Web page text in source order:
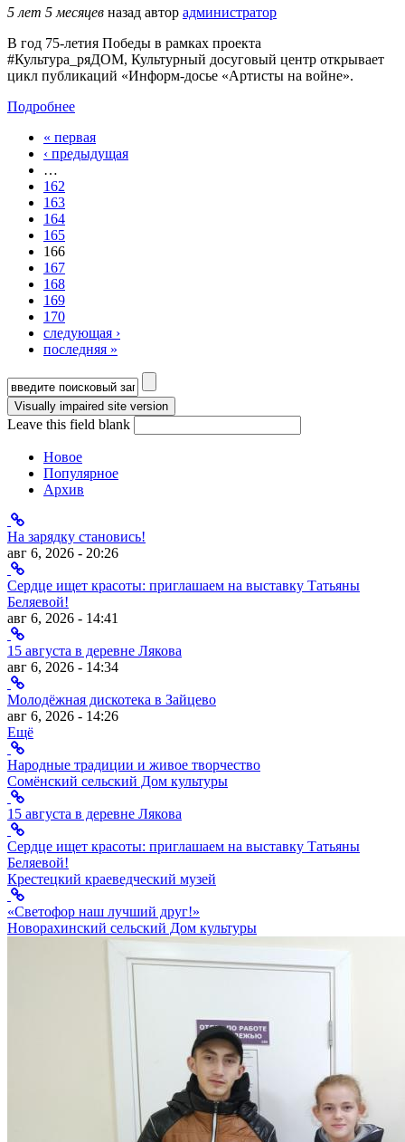
5 лет 5 месяцев назад автор администратор
В год 75-летия Победы в рамках проекта
#Культура_ряДОМ, Культурный досуговый центр открывает
цикл публикаций «Информ-досье «Артисты на войне».
Подробнее
Страницы
« первая
‹ предыдущая
…
162
163
164
165
166
167
168
169
170
следующая ›
последняя »
Форма поиска
Leave this field blank
Новое
Популярное
Архив
На зарядку становись!
авг 6, 2026 - 20:26
Сердце ищет красоты: приглашаем на выставку Татьяны
Беляевой!
авг 6, 2026 - 14:41
15 августа в деревне Лякова
авг 6, 2026 - 14:34
Молодёжная дискотека в Зайцево
авг 6, 2026 - 14:26
Ещё
Народные традиции и живое творчество
Сомёнский сельский Дом культуры
15 августа в деревне Лякова
Сердце ищет красоты: приглашаем на выставку Татьяны
Беляевой!
Крестецкий краеведческий музей
«Светофор наш лучший друг!»
Новорахинский сельский Дом культуры